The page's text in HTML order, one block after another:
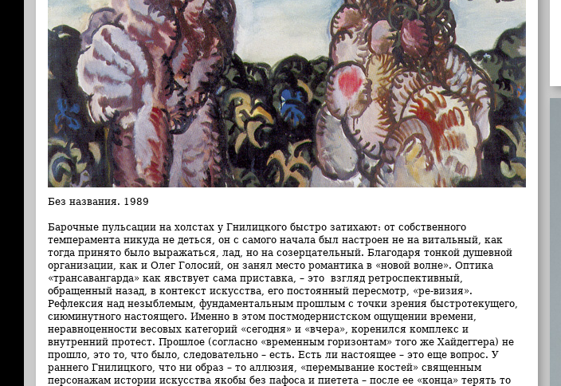
Без названия. 1989
Барочные пульсации на холстах у Гнилицкого быстро затихают: от собственного
темперамента никуда не деться, он c самого начала был настроен не на витальный, как
тогда принято было выражаться, лад, но на созерцательный. Благодаря тонкой душевной
организации, как и Олег Голосий, он занял место романтика в «новой волне». Оптика
«трансавангарда» как явствует сама приставка, – это взгляд ретроспективный,
обращенный назад, в контекст искусства, его постоянный пересмотр, «ре-визия».
Рефлексия над незыблемым, фундаментальным прошлым с точки зрения быстротекущего,
сиюминутного настоящего. Именно в этом постмодернистском ощущении времени,
неравноценности весовых категорий «сегодня» и «вчера», коренился комплекс и
внутренний протест. Прошлое (согласно «временным горизонтам» того же Хайдеггера) не
прошло, это то, что было, следовательно – есть. Есть ли настоящее – это еще вопрос. У
раннего Гнилицкого, что ни образ – то аллюзия, «перемывание костей» священным
персонажам истории искусства якобы без пафоса и пиетета – после ее «конца» терять то